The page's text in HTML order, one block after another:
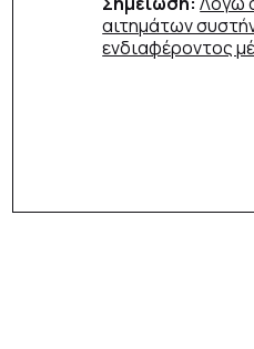
αιτημάτων
ενδιαφέροντος